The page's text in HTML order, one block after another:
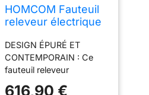
très agréable au toucher
par n'importe quelle
condition : chaleur ou
fraicheur
SPÉCIFICATIONS : Dim.
totales : (debout) 92l x
HOMCOM Fauteuil
releveur électrique
de Relaxation Gris
DESIGN ÉPURÉ ET
CONTEMPORAIN : Ce
fauteuil releveur
616,90 €